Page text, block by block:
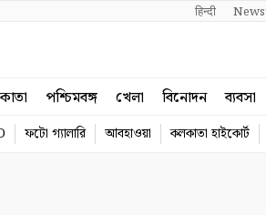
हिन्दी
পশ্চিমবঙ্গ খেলা বিনোদন ব্যবসা
ফটো গ্যালারি আবহাওয়া কলকাতা হাইকোর্ট